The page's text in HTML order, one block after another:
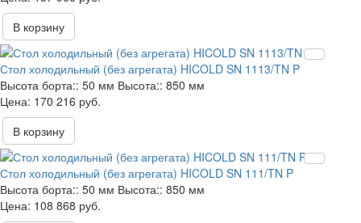
В корзину
Стол холодильный (без агрегата) HICOLD SN 1113/TN P
Высота борта:: 50 мм Высота:: 850 мм
170 216 руб.
В корзину
Стол холодильный (без агрегата) HICOLD SN 111/TN P
Высота борта:: 50 мм Высота:: 850 мм
108 868 руб.